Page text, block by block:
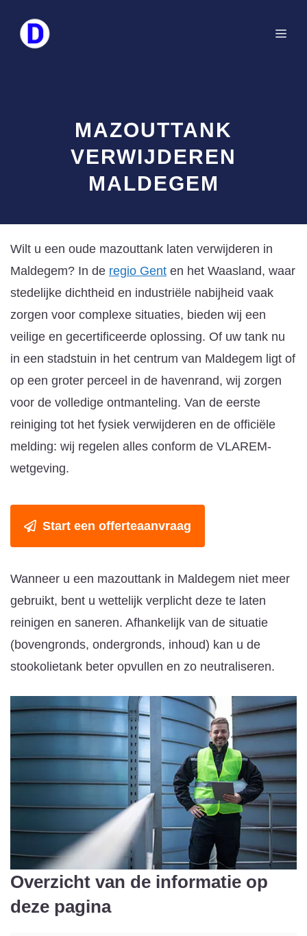
naar
MAZOUTTANK
VERWIJDEREN
MALDEGEM
Wilt u een oude mazouttank laten verwijderen in
Maldegem? In de regio Gent en het Waasland, waar
stedelijke dichtheid en industriële nabijheid vaak
zorgen voor complexe situaties, bieden wij een
veilige en gecertificeerde oplossing. Of uw tank nu
in een stadstuin in het centrum van Maldegem ligt of
op een groter perceel in de havenrand, wij zorgen
voor de volledige ontmanteling. Van de eerste
reiniging tot het fysiek verwijderen en de officiële
melding: wij regelen alles conform de VLAREM-
wetgeving.
Start een offerteaanvraag
Wanneer u een mazouttank in Maldegem niet meer
gebruikt, bent u wettelijk verplicht deze te laten
reinigen en saneren. Afhankelijk van de situatie
(bovengronds, ondergronds, inhoud) kan u de
stookolietank beter opvullen en zo neutraliseren.
Overzicht van de informatie op
deze pagina